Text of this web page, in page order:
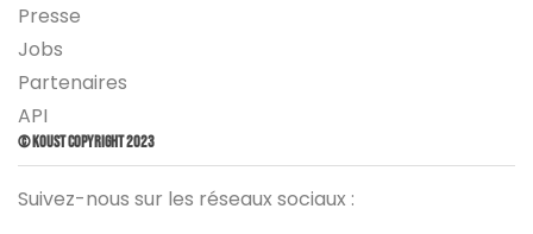
Presse
Jobs
Partenaires
API
© Koust Copyright 2023
Suivez-nous sur les réseaux sociaux :